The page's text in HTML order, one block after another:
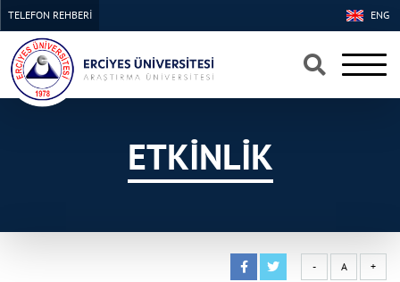
×
×
ENG
TELEFON REHBERİ
ETKİNLİK
- A +